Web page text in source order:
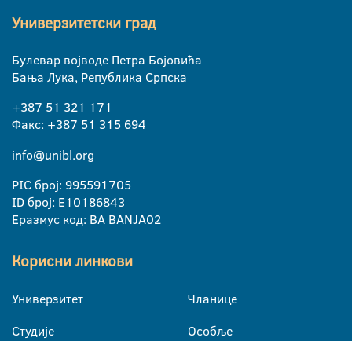
Универзитетски град
Булевар војводе Петра Бојовића
Бања Лука, Република Српска
+387 51 321 171
Факс: +387 51 315 694
info@unibl.org
PIC број: 995591705
ID број: E10186843
Еразмус код: BA BANJA02
Корисни линкови
Универзитет
Студије
Чланице
Особље